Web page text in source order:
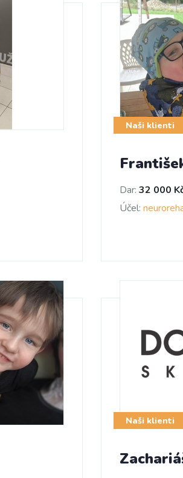
Naši klienti
Dar: 32 000
Účel:
Naši klienti